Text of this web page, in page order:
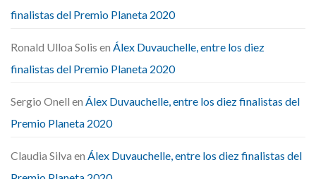
finalistas del Premio Planeta 2020
Ronald Ulloa Solis en Álex Duvauchelle, entre los diez
finalistas del Premio Planeta 2020
Sergio Onell en Álex Duvauchelle, entre los diez finalistas del
Premio Planeta 2020
Claudia Silva en Álex Duvauchelle, entre los diez finalistas del